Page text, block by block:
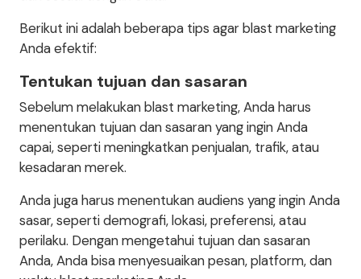
Berikut ini adalah beberapa tips agar blast marketing
Anda efektif:
Tentukan tujuan dan sasaran
Sebelum melakukan blast marketing, Anda harus
menentukan tujuan dan sasaran yang ingin Anda
capai, seperti meningkatkan penjualan, trafik, atau
kesadaran merek.
Anda juga harus menentukan audiens yang ingin Anda
sasar, seperti demografi, lokasi, preferensi, atau
perilaku. Dengan mengetahui tujuan dan sasaran
Anda, Anda bisa menyesuaikan pesan, platform, dan